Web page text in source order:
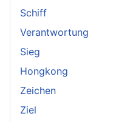
Schiff
Verantwortung
Sieg
Hongkong
Zeichen
Ziel